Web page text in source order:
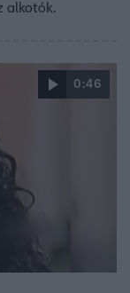
alkotók.
0:46